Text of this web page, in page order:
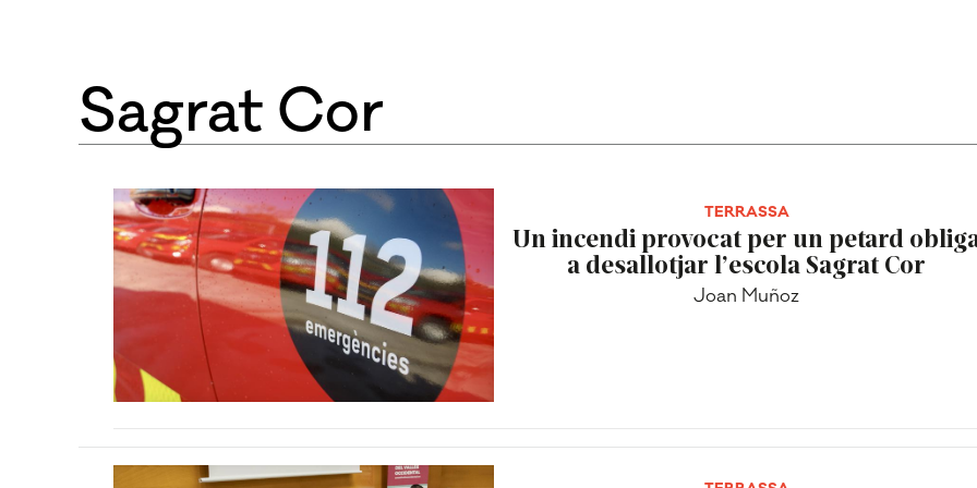
Sagrat Cor
TERRASSA
Un incendi provocat per un petard
a desallotjar l’escola Sagrat Cor
Joan Muñoz